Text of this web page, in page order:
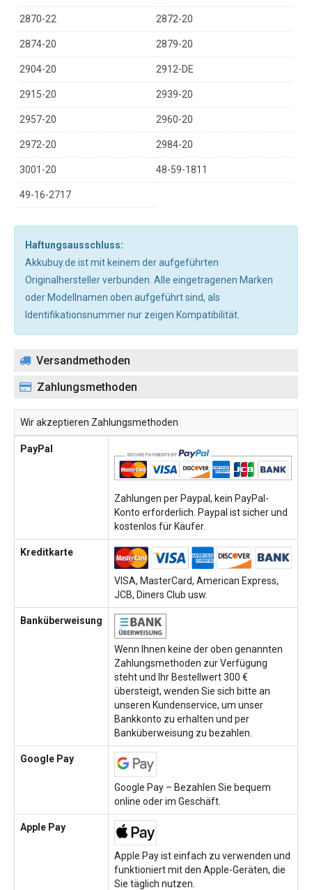
2870-22 2872-20
2874-20 2879-20
2904-20 2912-DE
2915-20 2939-20
2957-20 2960-20
2972-20 2984-20
3001-20 48-59-1811
49-16-2717
Haftungsausschluss:
Akkubuy.de ist mit keinem der aufgeführten
Originalhersteller verbunden. Alle eingetragenen Marken
oder Modellnamen oben aufgeführt sind, als
Identifikationsnummer nur zeigen Kompatibilität.
Versandmethoden
Zahlungsmethoden
Wir akzeptieren Zahlungsmethoden
PayPal
Zahlungen per Paypal, kein PayPal-
Konto erforderlich. Paypal ist sicher und
kostenlos für Käufer.
Kreditkarte
VISA, MasterCard, American Express,
JCB, Diners Club usw.
Banküberweisung
Wenn Ihnen keine der oben genannten
Zahlungsmethoden zur Verfügung
steht und Ihr Bestellwert 300 €
übersteigt, wenden Sie sich bitte an
unseren Kundenservice, um unser
Bankkonto zu erhalten und per
Banküberweisung zu bezahlen.
Google Pay
Google Pay – Bezahlen Sie bequem
online oder im Geschäft.
Apple Pay
Apple Pay ist einfach zu verwenden und
funktioniert mit den Apple-Geräten, die
Sie täglich nutzen.